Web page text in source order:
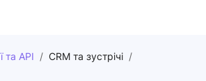
та API / CRM та зустрічі /